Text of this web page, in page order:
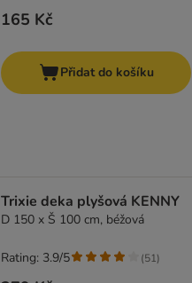
165 Kč
Přidat do košíku
Trixie deka plyšová KENNY
D 150 x Š 100 cm, béžová
Rating: 3.9/5 (51)